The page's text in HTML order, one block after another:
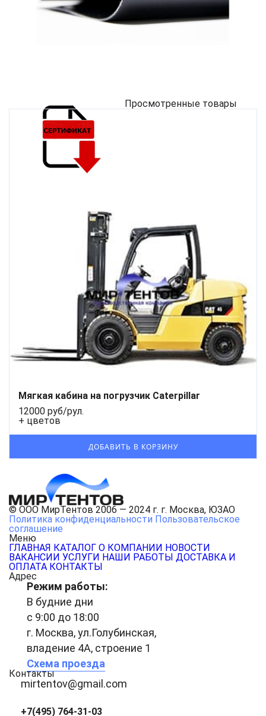
Просмотренные товары
Мягкая кабина на погрузчик Caterpillar
12000 руб/рул.
+ цветов
© ООО МирТентов 2006 — 2024 г. г. Москва, ЮЗАО
Политика конфиденциальности Пользовательское
соглашение
Меню
ГЛАВНАЯ КАТАЛОГ О КОМПАНИИ НОВОСТИ
ВАКАНСИИ УСЛУГИ НАШИ РАБОТЫ ДОСТАВКА И
ОПЛАТА КОНТАКТЫ
Адрес
Режим работы:
В будние дни
с 9:00 до 18:00
г. Москва, ул.Голубинская,
владение 4А, строение 1
Схема проезда
Контакты
mirtentov@gmail.com
+7(495) 764-31-03